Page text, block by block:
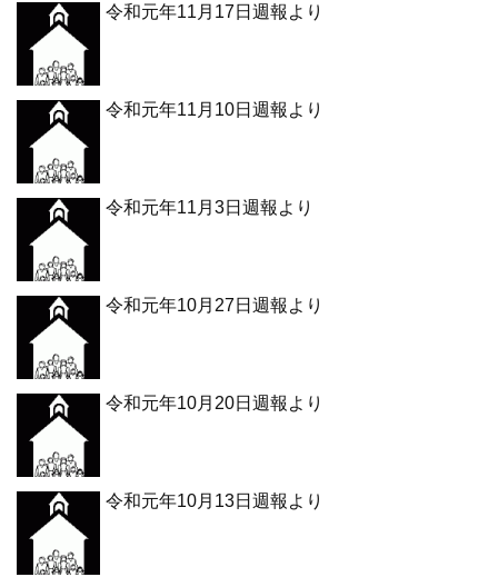
令和元年11月17日週報より
令和元年11月10日週報より
令和元年11月3日週報より
令和元年10月27日週報より
令和元年10月20日週報より
令和元年10月13日週報より